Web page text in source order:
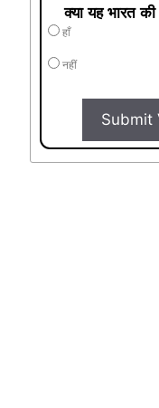
क्या यह भारत
हाँ
नहीं
Submit